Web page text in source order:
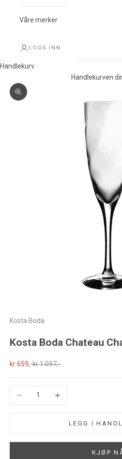
Våre merker
LOGG INN
Handlekurv
Handlekurven
Forstørr
Kosta Boda
Kosta Boda Chateau
Salgspris
kr 659,-Normalpris
kr 1.097,-
Reduser antall
LEGG I
KJØP